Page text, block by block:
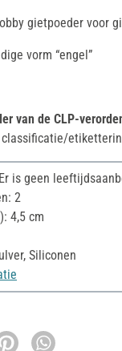
gietpoeder voor
vorm “engel”
van de CLP-
is geen
2
4,5 cm
Siliconen